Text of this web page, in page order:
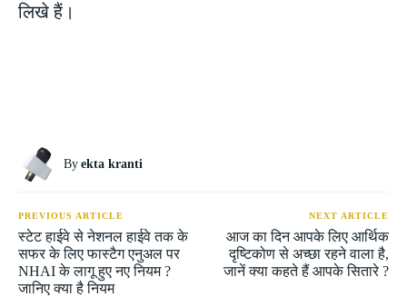
लिखे हैं।
By ekta kranti
PREVIOUS ARTICLE
स्टेट हाईवे से नेशनल हाईवे तक के
सफर के लिए फास्टैग एनुअल पर
NHAI के लागू हुए नए नियम ?
जानिए क्या है नियम
NEXT ARTICLE
आज का दिन आपके लिए आर्थिक
दृष्टिकोण से अच्छा रहने वाला है,
जानें क्या कहते हैं आपके सितारे ?